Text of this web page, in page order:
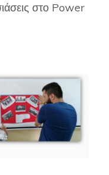
στο Power